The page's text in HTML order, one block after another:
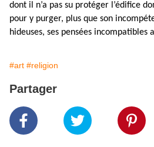
dont il n’a pas su protéger l’édifice
pour y purger, plus que son
hideuses, ses pensées incompatibles
#art #religion
Partager